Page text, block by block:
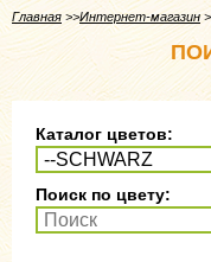
Главная Интернет-магазин
Каталог цветов:
Поиск по цвету: